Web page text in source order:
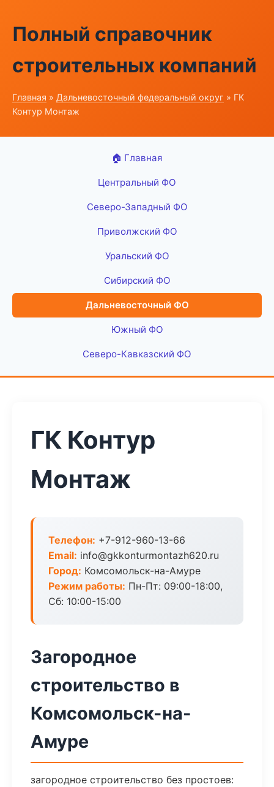
Полный справочник
строительных компаний
Главная » Дальневосточный федеральный округ » ГК
Контур Монтаж
🏠 Главная
Центральный ФО
Северо-Западный ФО
Приволжский ФО
Уральский ФО
Сибирский ФО
Дальневосточный ФО
Южный ФО
Северо-Кавказский ФО
ГК Контур
Монтаж
Телефон: +7-912-960-13-66
Email: info@gkkonturmontazh620.ru
Город: Комсомольск-на-Амуре
Режим работы: Пн-Пт: 09:00-18:00,
Сб: 10:00-15:00
Загородное
строительство в
Комсомольск-на-
Амуре
загородное строительство без простоев: